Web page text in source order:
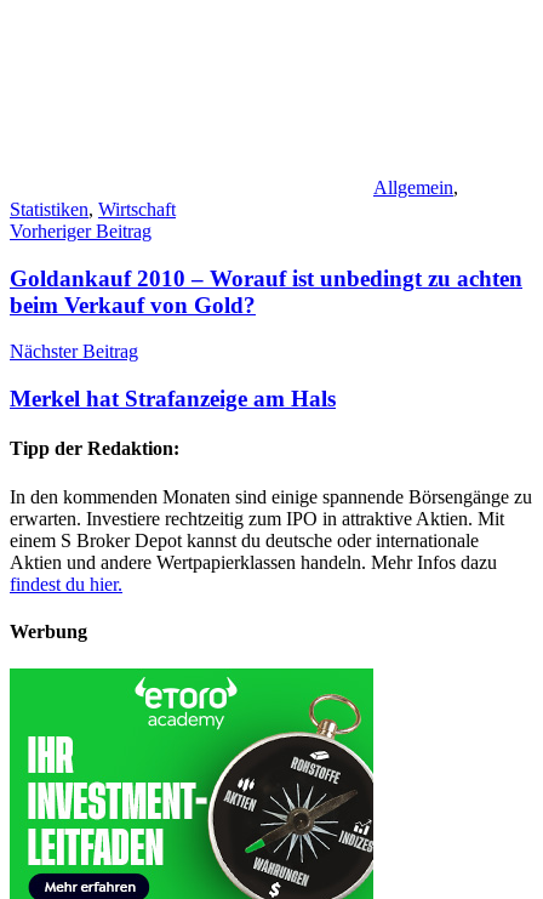
Allgemein,
Statistiken, Wirtschaft
Beitragsnavigation
Vorheriger Beitrag
Goldankauf 2010 – Worauf ist unbedingt zu achten
beim Verkauf von Gold?
Nächster Beitrag
Merkel hat Strafanzeige am Hals
Tipp der Redaktion:
In den kommenden Monaten sind einige spannende Börsengänge zu
erwarten. Investiere rechtzeitig zum IPO in attraktive Aktien. Mit
einem S Broker Depot kannst du deutsche oder internationale
Aktien und andere Wertpapierklassen handeln. Mehr Infos dazu
findest du hier.
Werbung